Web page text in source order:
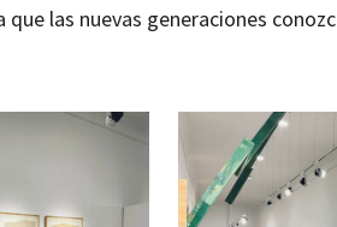
que las nuevas generaciones